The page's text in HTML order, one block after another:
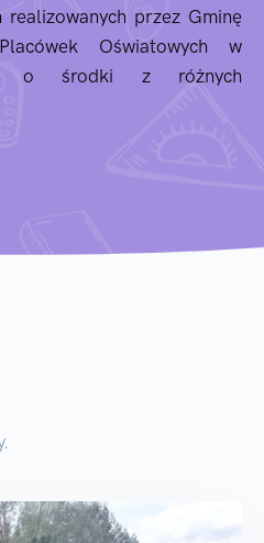
przez Gminę
Oświatowych w
o środki z różnych